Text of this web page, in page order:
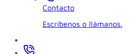
Contacto
Escríbenos o llámanos.